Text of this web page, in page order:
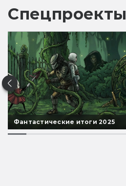
Спецпроекты
Фантастические итоги 2025